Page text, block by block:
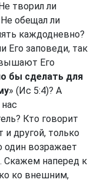
творил ли
обещал ли
каждодневно?
Его заповеди, так
Его
бы сделать для
» (Ис 5:4)? А
Кто говорит
и другой, только
возражает
Скажем наперед к
ко внешним,